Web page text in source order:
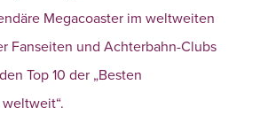
Megacoaster im weltweiten
Fanseiten und Achterbahn-Clubs
Top 10 der „Besten